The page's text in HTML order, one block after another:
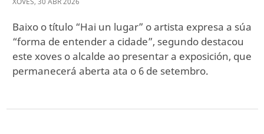
Baixo o título “Hai un lugar” o artista expresa a súa
“forma de entender a cidade”, segundo destacou
este xoves o alcalde ao presentar a exposición, que
permanecerá aberta ata o 6 de setembro.